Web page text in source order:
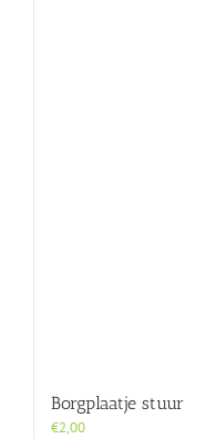
Borgplaatje stuur
€2,00